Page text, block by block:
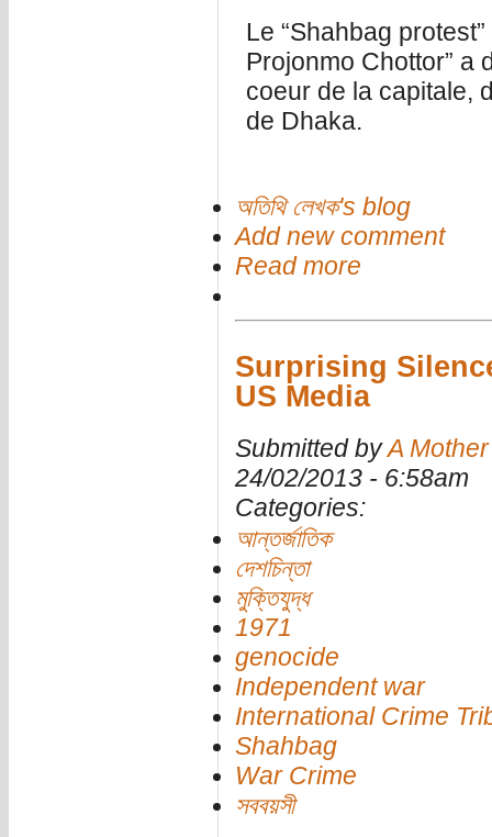
Le “Shahbag
Projonmo Chottor” a
coeur de la capitale,
de Dhaka.
অতিথি লেখক's blog
Add new comment
Read more
Surprising
US Media
Submitted byA Mother
24/02/2013 - 6:58am
Categories:
আন্তর্জাতিক
দেশচিন্তা
মুক্তিযুদ্ধ
1971
genocide
Independent war
International Crime
Shahbag
War Crime
সববয়সী